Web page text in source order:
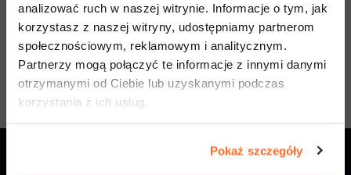
analizować ruch w naszej witrynie. Informacje o tym, jak
korzystasz z naszej witryny, udostępniamy partnerom
społecznościowym, reklamowym i analitycznym.
Partnerzy mogą połączyć te informacje z innymi danymi
otrzymanymi od Ciebie lub uzyskanymi podczas
korzystania z ich usług.
Pokaż szczegóły
*Składając moje zgłoszenie, potwierdzam, że specjalizacja
zostanie uruchomiona tylko wtedy, gdy zostanie osiągnięta
wymagana liczba kandydatów. W przeciwnym razie uczelnia może
zaproponować inną dostępną specjalizację.